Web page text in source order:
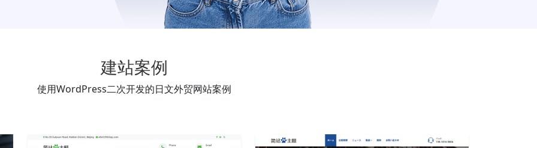
建站案例
使用WordPress二次开发的日文外贸网站案例